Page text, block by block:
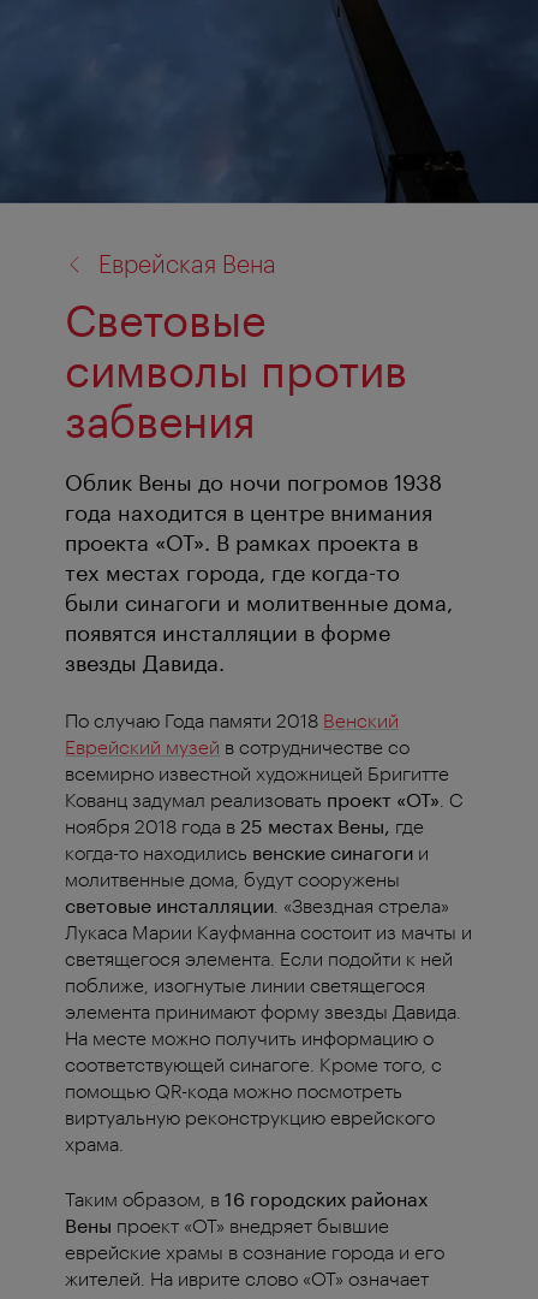
Еврейская Вена
Световые
символы против
забвения
Облик Вены до ночи погромов 1938
года находится в центре внимания
проекта «OT». В рамках проекта в
тех местах города, где когда-то
были синагоги и молитвенные дома,
появятся инсталляции в форме
звезды Давида.
По случаю Года памяти 2018 Венский
Еврейский музей в сотрудничестве со
всемирно известной художницей Бригитте
Кованц задумал реализовать проект «OT» . С
ноября 2018 года в 25 местах Вены, где
когда-то находились венские синагоги и
молитвенные дома, будут сооружены
световые инсталляции . «Звездная стрела»
Лукаса Марии Кауфманна состоит из мачты и
светящегося элемента. Если подойти к ней
поближе, изогнутые линии светящегося
элемента принимают форму звезды Давида.
На месте можно получить информацию о
соответствующей синагоге. Кроме того, с
помощью QR-кода можно посмотреть
виртуальную реконструкцию еврейского
храма.
Таким образом, в 16 городских районах
Вены проект «OT» внедряет бывшие
еврейские храмы в сознание города и его
жителей. На иврите слово «OT» означает